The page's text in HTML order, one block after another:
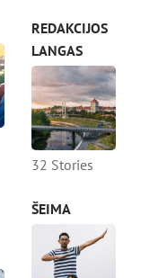
REDAKCIJOS
LANGAS
32 Stories
ŠEIMA